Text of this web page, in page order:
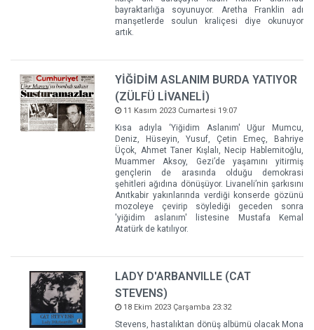
bayraktarlığa soyunuyor. Aretha Franklin adı
manşetlerde soulun kraliçesi diye okunuyor
artık.
YİĞİDİM ASLANIM BURDA YATIYOR
(ZÜLFÜ LİVANELİ)
11 Kasım 2023 Cumartesi 19:07
Kısa adıyla ‘Yiğidim Aslanım' Uğur Mumcu,
Deniz, Hüseyin, Yusuf, Çetin Emeç, Bahriye
Üçok, Ahmet Taner Kışlalı, Necip Hablemitoğlu,
Muammer Aksoy, Gezi’de yaşamını yitirmiş
gençlerin de arasında olduğu demokrasi
şehitleri ağıdına dönüşüyor. Livaneli’nin şarkısını
Anıtkabir yakınlarında verdiği konserde gözünü
mozoleye çevirip söylediği geceden sonra
'yiğidim aslanım' listesine Mustafa Kemal
Atatürk de katılıyor.
LADY D'ARBANVILLE (CAT
STEVENS)
18 Ekim 2023 Çarşamba 23:32
Stevens, hastalıktan dönüş albümü olacak Mona